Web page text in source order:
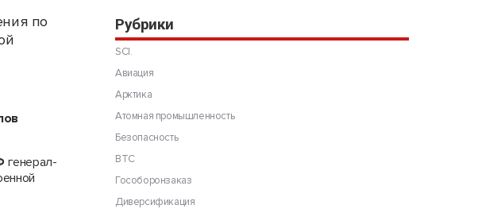
по
генерал-
Рубрики
SCI.
Авиация
Арктика
Атомная промышленность
Безопасность
ВТС
Гособоронзаказ
Диверсификация